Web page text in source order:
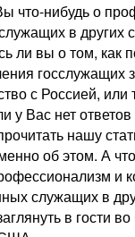
что-нибудь о
в других
ли вы о том, как
госслужащих
с Россией, или
у Вас нет
нашу
об этом. А
и
служащих в
в гости